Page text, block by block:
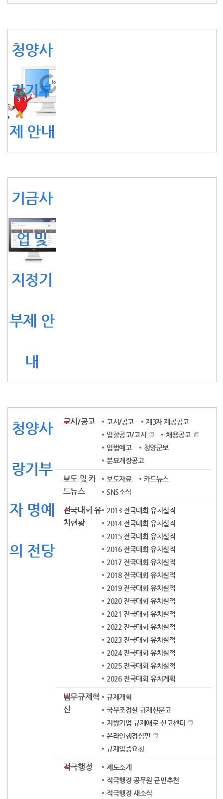
청양사
랑기부
제 안내
기금사
업 및
지정기
부제 안
내
청양사
랑기부
자 명예
의 전당
고시/공고 고시/공고
제3자 제공공고
입찰공고/고시
채용공고
입법예고
청양군보
분묘개장공고
보도 및 카
드뉴스
보도자료
카드뉴스
SNS소식
전국대회 유
치현황
2013 전국대회 유치실적
2014 전국대회 유치실적
2015 전국대회 유치실적
2016 전국대회 유치실적
2017 전국대회 유치실적
2018 전국대회 유치실적
2019 전국대회 유치실적
2020 전국대회 유치실적
2021 전국대회 유치실적
2022 전국대회 유치실적
2023 전국대회 유치실적
2024 전국대회 유치실적
2025 전국대회 유치실적
2026 전국대회 유치계획
법무규제혁
신
규제개혁
국무조정실 규제신문고
지방기업 규제애로 신고센터
온라인행정심판
규제입증요청
적극행정
제도소개
적극행정 공무원 군민추천
적극행정 새소식